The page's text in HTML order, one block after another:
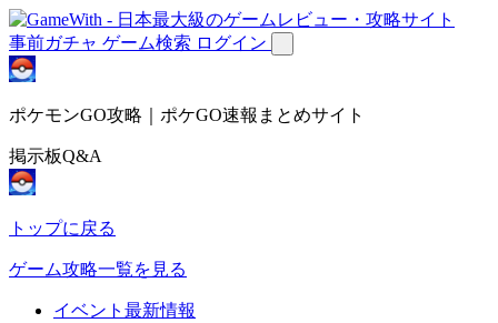
事前ガチャ ゲーム検索 ログイン
ポケモンGO攻略｜ポケGO速報まとめサイト
掲示板Q&A
トップに戻る
ゲーム攻略一覧を見る
イベント最新情報